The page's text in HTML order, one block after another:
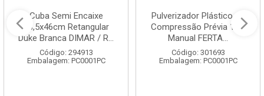
Cuba Semi Encaixe
58,5x46cm Retangular
Duke Branca DIMAR / R...
Código: 294913
Embalagem: PC0001PC
Pulverizador Plástico de
Compressão Prévia 1,5L
Manual FERTA...
Código: 301693
Embalagem: PC0001PC